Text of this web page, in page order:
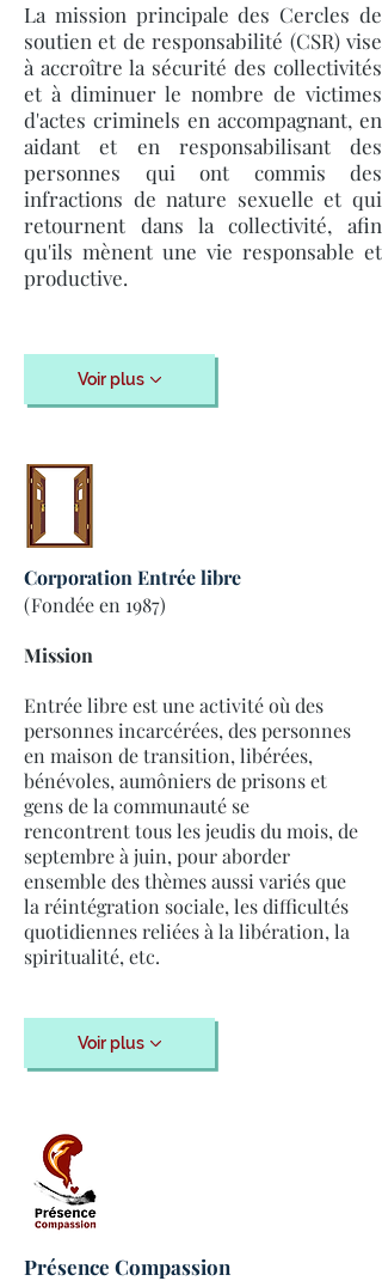
La mission principale des Cercles de
soutien et de responsabilité (CSR) vise
à accroître la sécurité des collectivités
et à diminuer le nombre de victimes
d'actes criminels en accompagnant, en
aidant et en responsabilisant des
personnes qui ont commis des
infractions de nature sexuelle et qui
retournent dans la collectivité, afin
qu'ils mènent une vie responsable et
productive.
Voir plus
Corporation Entrée libre
(Fondée en 1987)
Mission
Entrée libre est une activité où des
personnes incarcérées, des personnes
en maison de transition, libérées,
bénévoles, aumôniers de prisons et
gens de la communauté se
rencontrent tous les jeudis du mois, de
septembre à juin, pour aborder
ensemble des thèmes aussi variés que
la réintégration sociale, les difficultés
quotidiennes reliées à la libération, la
spiritualité, etc.
Voir plus
Présence Compassion